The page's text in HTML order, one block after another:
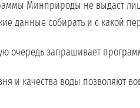
Минприроды не выдаст
данные собирать и с какой
очередь запрашивает
и качества воды позволяют